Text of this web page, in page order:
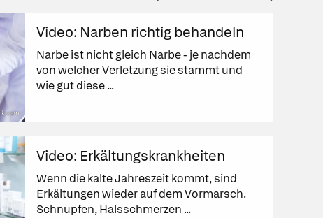
Video: Narben richtig behandeln
Narbe ist nicht gleich Narbe - je nachdem
von welcher Verletzung sie stammt und
wie gut diese ...
Video: Erkältungskrankheiten
Wenn die kalte Jahreszeit kommt, sind
Erkältungen wieder auf dem Vormarsch.
Schnupfen, Halsschmerzen ...